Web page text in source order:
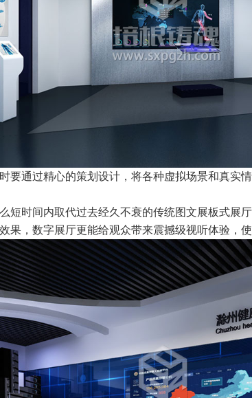
要通过精心的策划设计，将各种虚拟场景和真实
短时间内取代过去经久不衰的传统图文展板式展
果，数字展厅更能给观众带来震撼级视听体验，